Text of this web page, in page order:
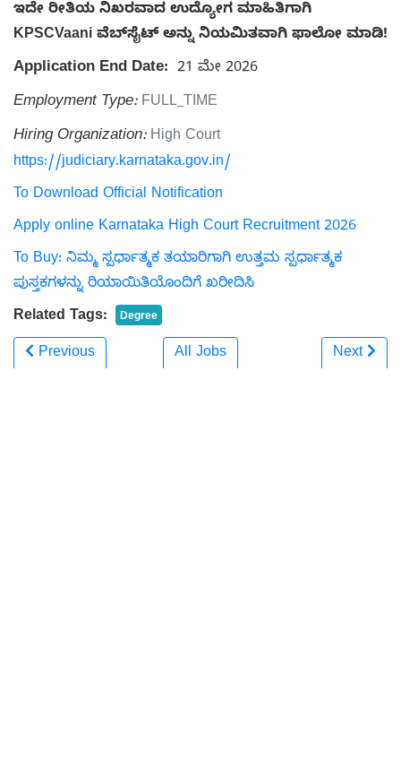
ಇದೇ ರೀತಿಯ ನಿಖರವಾದ ಉದ್ಯೋಗ ಮಾಹಿತಿಗಾಗಿ
KPSCVaani ವೆಬ್‌ಸೈಟ್ ಅನ್ನು ನಿಯಮಿತವಾಗಿ ಫಾಲೋ ಮಾಡಿ!
Application End Date: 21 ಮೇ 2026
Employment Type: FULL_TIME
Hiring Organization: High Court
https://judiciary.karnataka.gov.in/
To Download Official Notification
Apply online Karnataka High Court Recruitment 2026
To Buy: ನಿಮ್ಮ ಸ್ಪರ್ಧಾತ್ಮಕ ತಯಾರಿಗಾಗಿ ಉತ್ತಮ ಸ್ಪರ್ಧಾತ್ಮಕ
ಪುಸ್ತಕಗಳನ್ನು ರಿಯಾಯಿತಿಯೊಂದಿಗೆ ಖರೀದಿಸಿ
Related Tags:
Degree
Previous All Jobs
Next